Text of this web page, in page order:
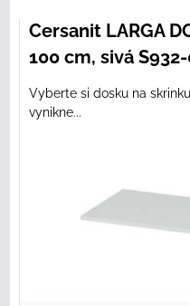
Cersanit LARGA
100 cm, sivá
Vyberte si dosku na
vynikne...